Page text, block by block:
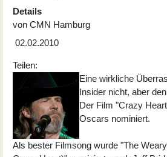
Details
von CMN Hamburg
02.02.2010
Teilen:
Eine wirkliche
Insider nicht, aber
Der Film "Crazy
Oscars nominiert.
Als bester Filmsong wurde "The